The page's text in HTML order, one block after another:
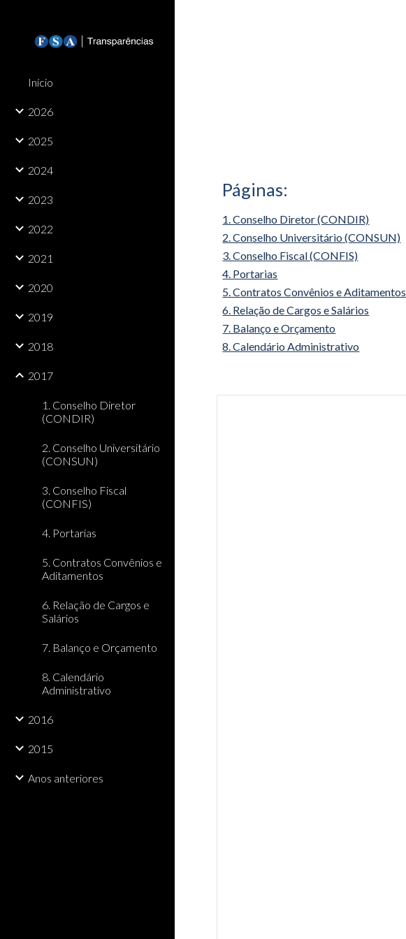
Início
2026
2025
2024
2023
2022
2021
2020
2019
2018
2017
1. Conselho Diretor
(CONDIR)
2. Conselho Universitário
(CONSUN)
3. Conselho Fiscal
(CONFIS)
4. Portarias
5. Contratos Convênios e
Aditamentos
6. Relação de Cargos e
Salários
7. Balanço e Orçamento
8. Calendário
Administrativo
2016
2015
Anos anteriores
Páginas:
1. Conselho Diretor (CONDIR)
2. Conselho Universitário (CONSUN)
3. Conselho Fiscal (CONFIS)
4. Portarias
5. Contratos Convênios e Aditamentos
6. Relação de Cargos e Salários
7. Balanço e Orçamento
8. Calendário Administrativo